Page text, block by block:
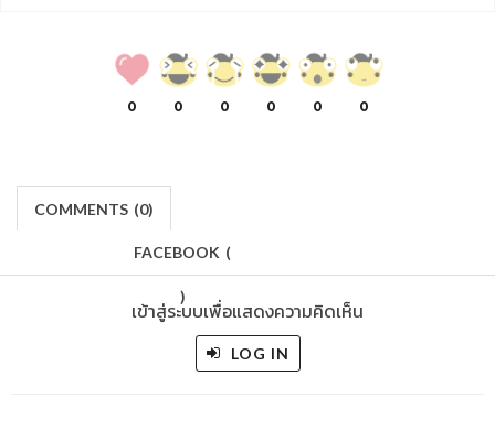
0 0 0 0 0 0
COMMENTS (0)
FACEBOOK (
)
เข้าสู่ระบบเพื่อแสดงความคิดเห็น
LOG IN